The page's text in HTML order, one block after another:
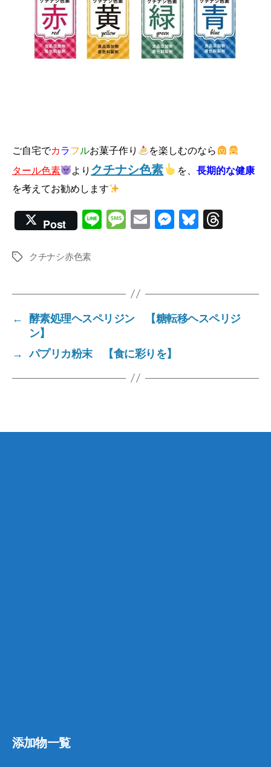
ご自宅でカラフ ルお菓子作り
を楽しむのなら
タール色素
より クチナシ色素 を、 長期的な健康
を考えてお勧めします
Post
Li
M
g
e
E
M
n
g
Bl
y
d
s
Tags クチナシ赤色素
←
酵素処理ヘスペリジン 【糖転移ヘスペリジ
ン】
→
パプリカ粉末 【食に彩りを】
添加物一覧